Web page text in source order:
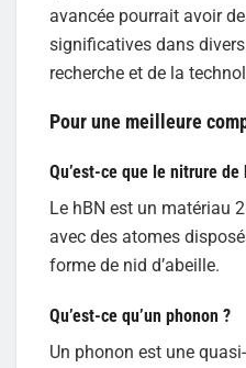
avancée pourrait avoir
significatives dans
recherche et de la
Pour une meilleure
Qu’est-ce que le nitrure
Le hBN est un matériau
avec des atomes
forme de nid d’abeille.
Qu’est-ce qu’un phonon ?
Un phonon est une